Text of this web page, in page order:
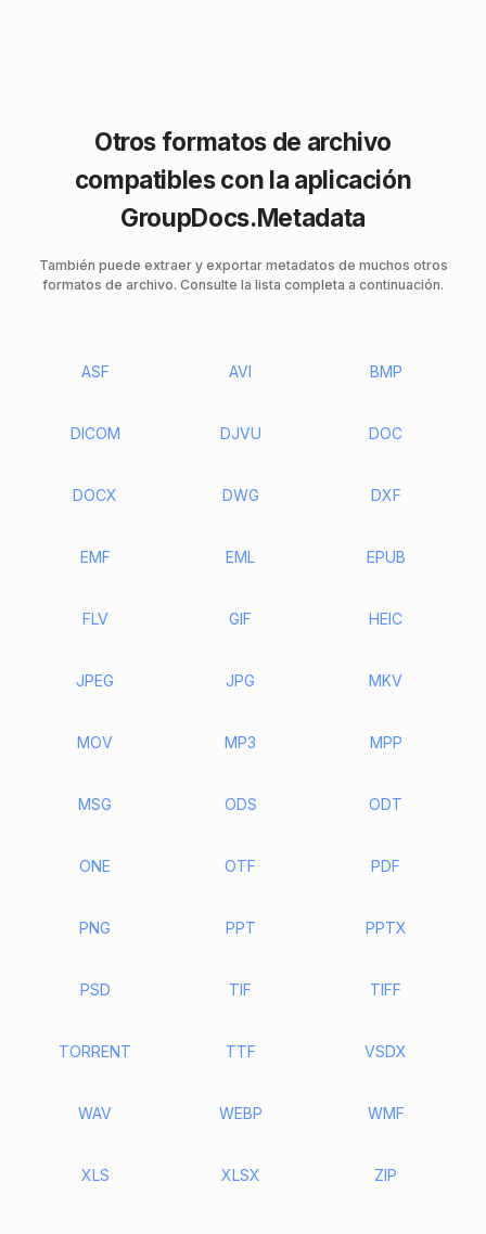
Otros formatos de archivo
compatibles con la aplicación
GroupDocs.Metadata
También puede extraer y exportar metadatos de muchos otros
formatos de archivo. Consulte la lista completa a continuación.
ASF AVI BMP
DICOM DJVU DOC
DOCX DWG DXF
EMF EML EPUB
FLV GIF HEIC
JPEG JPG MKV
MOV MP3 MPP
MSG ODS ODT
ONE OTF PDF
PNG PPT PPTX
PSD TIF TIFF
TORRENT TTF VSDX
WAV WEBP WMF
XLS XLSX ZIP